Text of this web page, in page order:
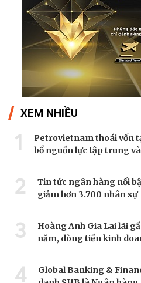
XEM NHIỀU
1
Petrovietnam thoái vốn
bổ nguồn lực tập trung
2
Tin tức ngân hàng nổi
giảm hơn 3.700 nhân sự
3
Hoàng Anh Gia Lai lãi
năm, dòng tiền kinh
4
Global Banking &